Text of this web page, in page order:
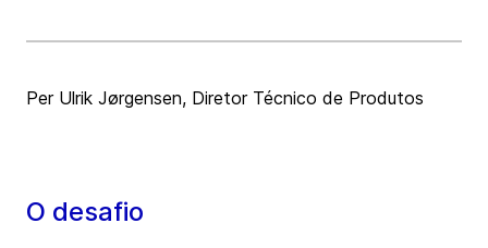
Per Ulrik Jørgensen, Diretor Técnico de Produtos
O desafio